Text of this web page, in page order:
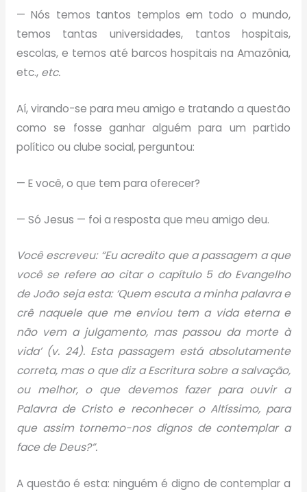
— Nós temos tantos templos em todo o mundo,
temos tantas universidades, tantos hospitais,
escolas, e temos até barcos hospitais na Amazônia,
etc., etc.
Aí, virando-se para meu amigo e tratando a questão
como se fosse ganhar alguém para um partido
político ou clube social, perguntou:
— E você, o que tem para oferecer?
— Só Jesus — foi a resposta que meu amigo deu.
Você escreveu: “Eu acredito que a passagem a que
você se refere ao citar o capítulo 5 do Evangelho
de João seja esta: ‘Quem escuta a minha palavra e
crê naquele que me enviou tem a vida eterna e
não vem a julgamento, mas passou da morte à
vida’ (v. 24). Esta passagem está absolutamente
correta, mas o que diz a Escritura sobre a salvação,
ou melhor, o que devemos fazer para ouvir a
Palavra de Cristo e reconhecer o Altíssimo, para
que assim tornemo-nos dignos de contemplar a
face de Deus?”.
A questão é esta: ninguém é digno de contemplar a